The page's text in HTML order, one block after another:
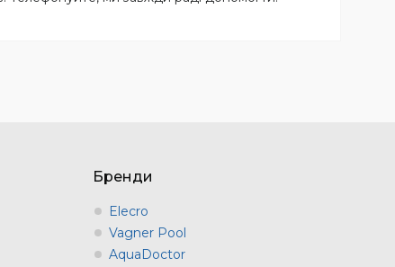
Бренди
Elecro
Vagner Pool
AquaDoctor